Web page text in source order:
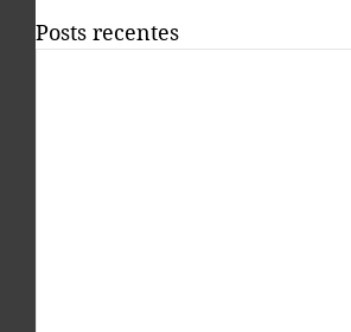
Posts recentes